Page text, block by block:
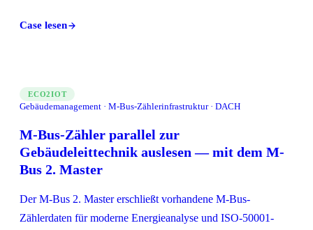
Case lesen
ECO2IOT
Gebäudemanagement · M-Bus-Zählerinfrastruktur · DACH
M-Bus-Zähler parallel zur
Gebäudeleittechnik auslesen — mit dem M-
Bus 2. Master
Der M-Bus 2. Master erschließt vorhandene M-Bus-
Zählerdaten für moderne Energieanalyse und ISO-50001-